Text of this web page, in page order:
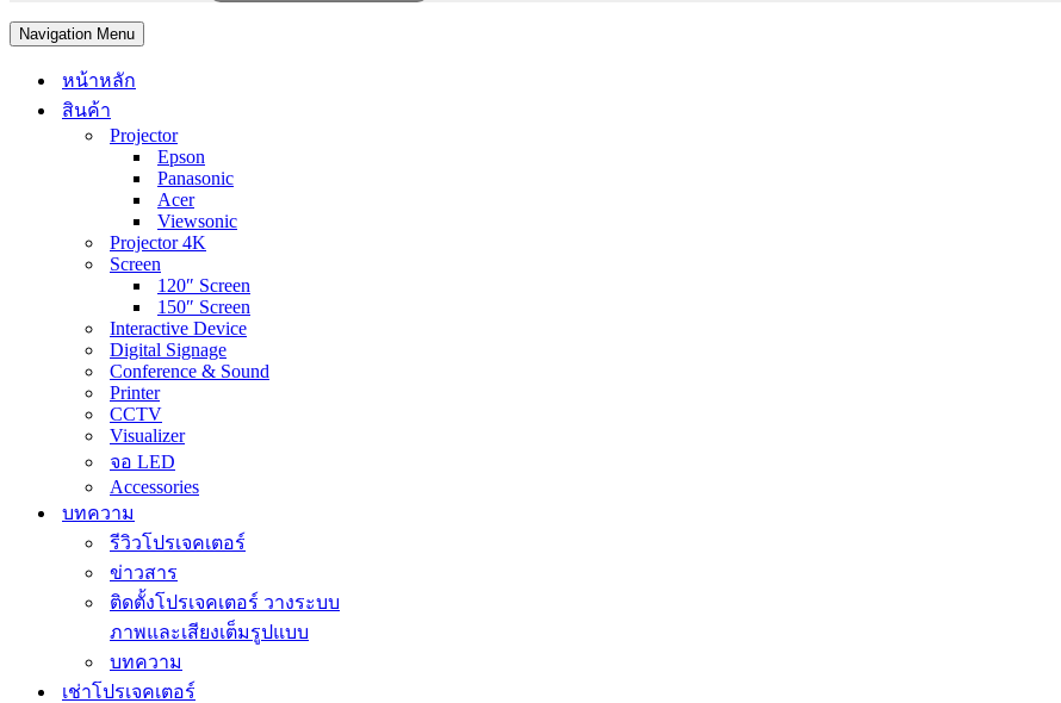
Navigation Menu
หน้าหลัก
สินค้า
Projector
Epson
Panasonic
Acer
Viewsonic
Projector 4K
Screen
120″ Screen
150″ Screen
Interactive Device
Digital Signage
Conference & Sound
Printer
CCTV
Visualizer
จอ LED
Accessories
บทความ
รีวิวโปรเจคเตอร์
ข่าวสาร
ติดตั้งโปรเจคเตอร์ วางระบบ
ภาพและเสียงเต็มรูปแบบ
บทความ
เช่าโปรเจคเตอร์